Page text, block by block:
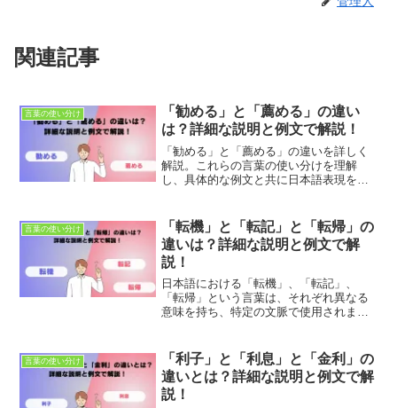
関連記事
言葉の使い分け
「勧める」と「薦める」の違い
は？詳細な説明と例文で解説！
「勧める」と「薦める」の違いを詳しく
解説。これらの言葉の使い分けを理解
し、具体的な例文と共に日本語表現を豊
ションを目指します。
言葉の使い分け
「転機」と「転記」と「転帰」の
違いは？詳細な説明と例文で解
説！
日本語における「転機」、「転記」、
「転帰」という言葉は、それぞれ異なる
意味を持ち、特定の文脈で使用されま
ンの質を高めることができます。本記事
では、これらの言葉が持つ意味...
言葉の使い分け
「利子」と「利息」と「金利」の
違いとは？詳細な説明と例文で解
説！